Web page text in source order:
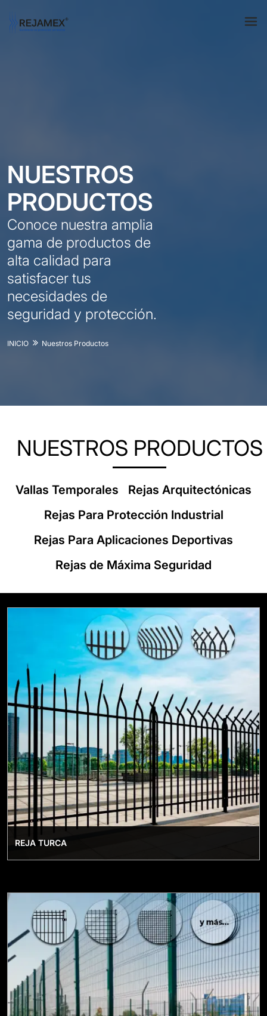
NUESTROS
PRODUCTOS
Conoce nuestra amplia
gama de productos de
alta calidad para
satisfacer tus
necesidades de
seguridad y protección.
INICIO Nuestros Productos
NUESTROS PRODUCTOS
Vallas Temporales
Rejas Arquitectónicas
Rejas Para Protección Industrial
Rejas Para Aplicaciones Deportivas
Rejas de Máxima Seguridad
REJA TURCA